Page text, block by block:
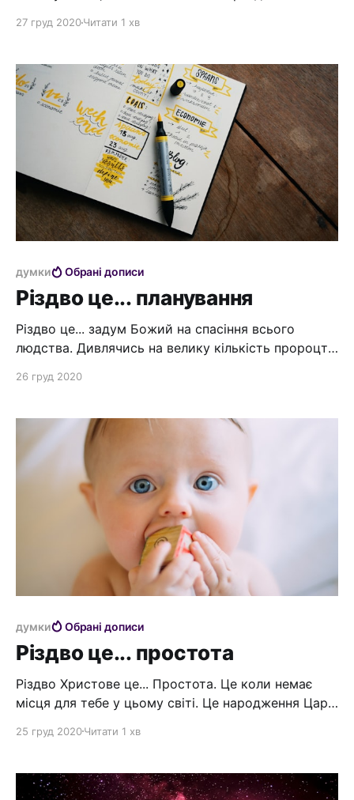
куди дітись, і місця для тебе на цій планеті просто
своєю совістю, тому що твоє життя мяко кажучи
складне... Можливо ти
27 груд 2020Читати 1 хв
думки Обрані дописи
Різдво це... планування
Різдво це... задум Божий на спасіння всього
людства. Дивлячись на велику кількість пророцтв,
що різдво Іісуса, це не випадковість. Це глибоке
смерті. Планування, яке здійснювалося від
початку Світу. Планування - показати свою любов
і жертовність
26 груд 2020
думки Обрані дописи
Різдво це... простота
Різдво Христове це... Простота. Це коли немає
місця для тебе у цьому світі. Це народження Царя
маленька, немічна, звичайна дитина. Це
вбити, тільки тому, що вона народилась. І все це
25 груд 2020Читати 1 хв